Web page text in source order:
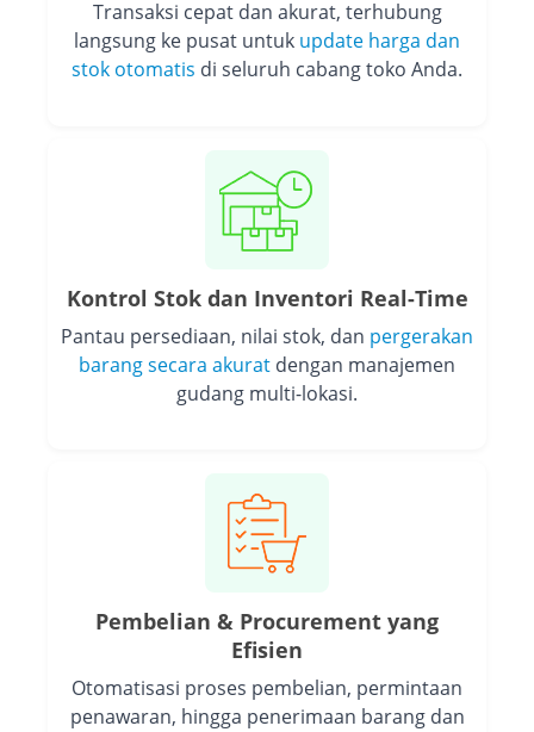
Transaksi cepat dan akurat, terhubung
langsung ke pusat untuk update harga dan
stok otomatis di seluruh cabang toko Anda.
Kontrol Stok dan Inventori Real-Time
Pantau persediaan, nilai stok, dan pergerakan
barang secara akurat dengan manajemen
gudang multi-lokasi.
Pembelian & Procurement yang
Efisien
Otomatisasi proses pembelian, permintaan
penawaran, hingga penerimaan barang dan